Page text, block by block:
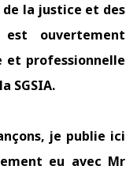
la justice et des
ouvertement
et professionnelle
SGSIA.
je publie ici
eu avec Mr